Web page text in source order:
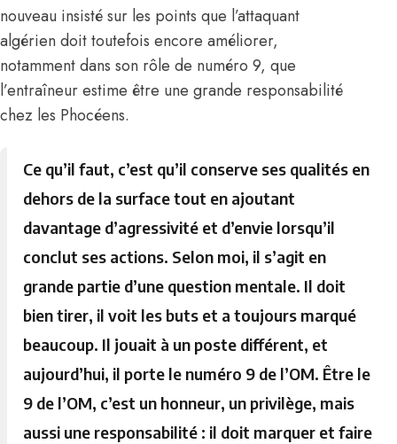
nouveau insisté sur les points que l’attaquant
algérien doit toutefois encore améliorer,
notamment dans son rôle de numéro 9, que
l’entraîneur estime être une grande responsabilité
chez les Phocéens.
Ce qu’il faut, c’est qu’il conserve ses qualités en
dehors de la surface tout en ajoutant
davantage d’agressivité et d’envie lorsqu’il
conclut ses actions. Selon moi, il s’agit en
grande partie d’une question mentale. Il doit
bien tirer, il voit les buts et a toujours marqué
beaucoup. Il jouait à un poste différent, et
aujourd’hui, il porte le numéro 9 de l’OM. Être le
9 de l’OM, c’est un honneur, un privilège, mais
aussi une responsabilité : il doit marquer et faire